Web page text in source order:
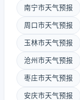
南宁市天气预报
周口市天气预报
玉林市天气预报
沧州市天气预报
枣庄市天气预报
安庆市天气预报